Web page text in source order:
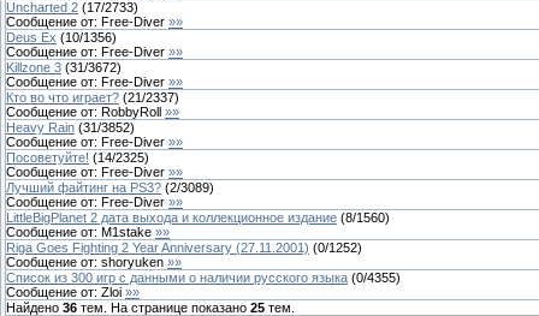
Uncharted 2 (17/2733)
Сообщение от: Free-Diver »»
Deus Ex (10/1356)
Сообщение от: Free-Diver »»
Killzone 3 (31/3672)
Сообщение от: Free-Diver »»
Кто во что играет? (21/2337)
Сообщение от: RobbyRoll »»
Heavy Rain (31/3852)
Сообщение от: Free-Diver »»
Посоветуйте! (14/2325)
Сообщение от: Free-Diver »»
Лучший файтинг на PS3? (2/3089)
Сообщение от: Free-Diver »»
LittleBigPlanet 2 дата выхода и коллекционное издание (8/1560)
Сообщение от: M1stake »»
Riga Goes Fighting 2 Year Anniversary (27.11.2001) (0/1252)
Сообщение от: shoryuken »»
Список из 300 игр с данными о наличии русского языка (0/4355)
Сообщение от: Zloi »»
Найдено 36 тем. На странице показано 25 тем.